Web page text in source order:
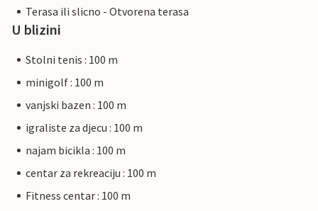
Terasa ili slicno - Otvorena terasa
U blizini
Stolni tenis : 100 m
minigolf : 100 m
vanjski bazen : 100 m
igraliste za djecu : 100 m
najam bicikla : 100 m
centar za rekreaciju : 100 m
Fitness centar : 100 m